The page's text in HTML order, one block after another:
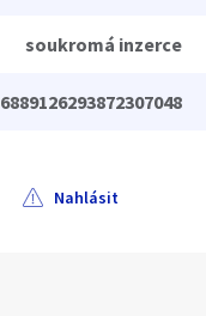
soukromá inzerce
6889126293872307048
Nahlásit